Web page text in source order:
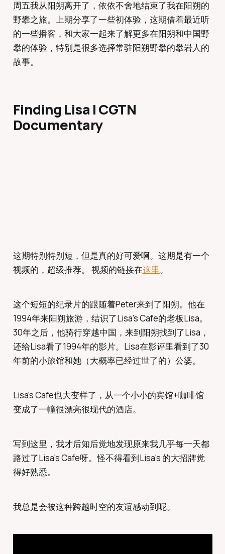
周五我从阳朔离开了，依依不舍地结束了我在阳朔的
野攀之旅。上期分享了一些初体验，这期借着最近听
的一些播客，和大家一起来了解更多在阳朔和中国野
攀的体验，特别是很多选择常驻阳朔野攀的攀岩人的
故事。
Finding Lisa | CGTN
Documentary
这期特别特别短，但是真的好可爱啊。这期是有一个
视频的，超级推荐。 视频的链接在这里。
这个短短的纪录片的跟随着Peter来到了阳朔。他在
1994年来阳朔旅游，结识了Lisa's Cafe的老板Lisa。
30年之后，他骑行穿越中国，来到阳朔找到了Lisa，
还给Lisa看了1994年的影片。Lisa在影评里看到了30
年前的小旅馆和她（大概率已经过世了的）公婆。
Lisa’s Cafe也大变样了，从一个小小的宾馆+咖啡馆
变成了一幢很漂亮很现代的酒店。
写到这里，我才后知后觉地发现原来我几乎每一天都
路过了Lisa's Cafe呀。怪不得看到Lisa's 的大招牌觉
得好熟悉。
我总是会被这种跨越时空的友谊感动到呢。